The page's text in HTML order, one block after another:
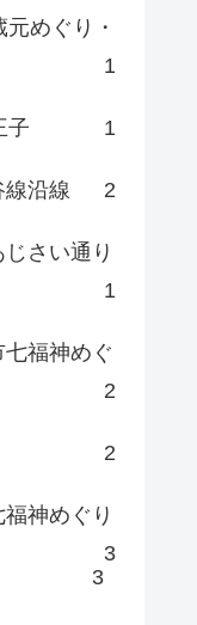
めぐり・
1
子 1
線沿線 2
さい通り
1
福神めぐ
2
2
神めぐり
3
3